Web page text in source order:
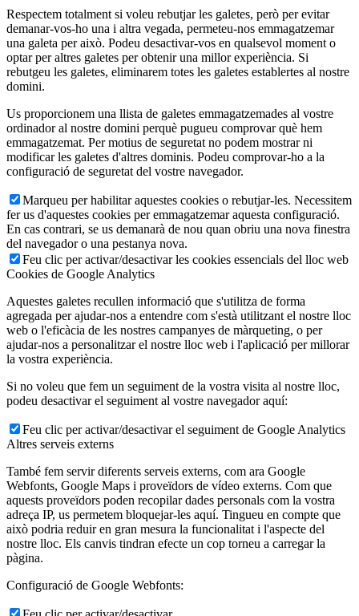
Respectem totalment si voleu rebutjar les galetes, però per evitar
demanar-vos-ho una i altra vegada, permeteu-nos emmagatzemar
una galeta per això. Podeu desactivar-vos en qualsevol moment o
optar per altres galetes per obtenir una millor experiència. Si
rebutgeu les galetes, eliminarem totes les galetes establertes al nostre
domini.
Us proporcionem una llista de galetes emmagatzemades al vostre
ordinador al nostre domini perquè pugueu comprovar què hem
emmagatzemat. Per motius de seguretat no podem mostrar ni
modificar les galetes d'altres dominis. Podeu comprovar-ho a la
configuració de seguretat del vostre navegador.
Marqueu per habilitar aquestes cookies o rebutjar-les. Necessitem
fer us d'aquestes cookies per emmagatzemar aquesta configuració.
En cas contrari, se us demanarà de nou quan obriu una nova finestra
del navegador o una pestanya nova.
Feu clic per activar/desactivar les cookies essencials del lloc web
Cookies de Google Analytics
Aquestes galetes recullen informació que s'utilitza de forma
agregada per ajudar-nos a entendre com s'està utilitzant el nostre lloc
web o l'eficàcia de les nostres campanyes de màrqueting, o per
ajudar-nos a personalitzar el nostre lloc web i l'aplicació per millorar
la vostra experiència.
Si no voleu que fem un seguiment de la vostra visita al nostre lloc,
podeu desactivar el seguiment al vostre navegador aquí:
Feu clic per activar/desactivar el seguiment de Google Analytics
Altres serveis externs
També fem servir diferents serveis externs, com ara Google
Webfonts, Google Maps i proveïdors de vídeo externs. Com que
aquests proveïdors poden recopilar dades personals com la vostra
adreça IP, us permetem bloquejar-les aquí. Tingueu en compte que
això podria reduir en gran mesura la funcionalitat i l'aspecte del
nostre lloc. Els canvis tindran efecte un cop torneu a carregar la
pàgina.
Configuració de Google Webfonts: